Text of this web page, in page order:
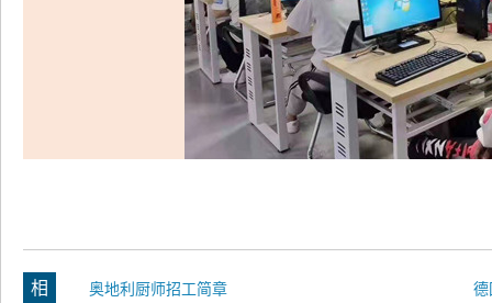
相
奥地利厨师招工简章 德